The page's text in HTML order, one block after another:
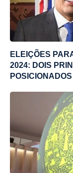
ELEIÇÕES
2024: DOIS